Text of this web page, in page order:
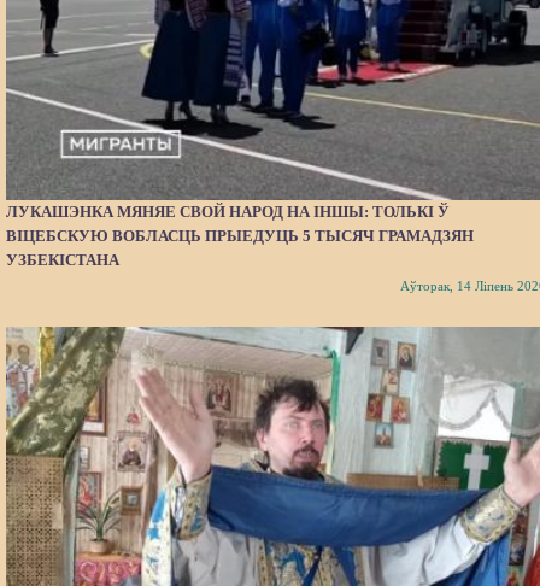
ЛУКАШЭНКА МЯНЯЕ СВОЙ НАРОД НА ІНШЫ: ТОЛЬКІ Ў
ВІЦЕБСКУЮ ВОБЛАСЦЬ ПРЫЕДУЦЬ 5 ТЫСЯЧ ГРАМАДЗЯН
УЗБЕКІСТАНА
Аўторак, 14 Ліпень